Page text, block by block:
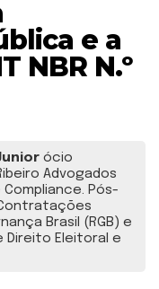
e a
NBR N.º
ócio
Advogados
Pós-
Brasil (RGB) e
Direito Eleitoral e